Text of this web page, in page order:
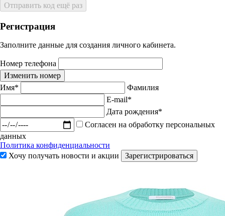
Отправить код ещё раз
Регистрация
Заполните данные для создания личного кабинета.
Номер телефона
Изменить номер
Имя*
Фамилия
E-mail*
Дата рождения*
Согласен на обработку персональных
данных
Политика конфиденциальности
Хочу получать новости и акции
Зарегистрироваться